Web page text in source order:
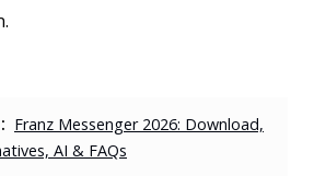
Franz Messenger 2026: Download,
AI & FAQs